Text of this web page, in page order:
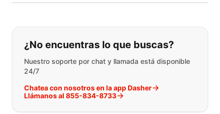
Si no puede encontrar lo que está
¿No encuentras lo que buscas?
Nuestro soporte por chat y llamada está disponible
24/7
Chatea con nosotros en la app Dasher
Llámanos al 855-834-8733